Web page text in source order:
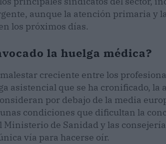
aunque la atención primaria y
los próximos días.
la huelga médica?
creciente entre los
asistencial que se ha cronificado, la
por debajo de la media
condiciones que dificultan la
Ministerio de Sanidad y las
vía para hacerse oír.